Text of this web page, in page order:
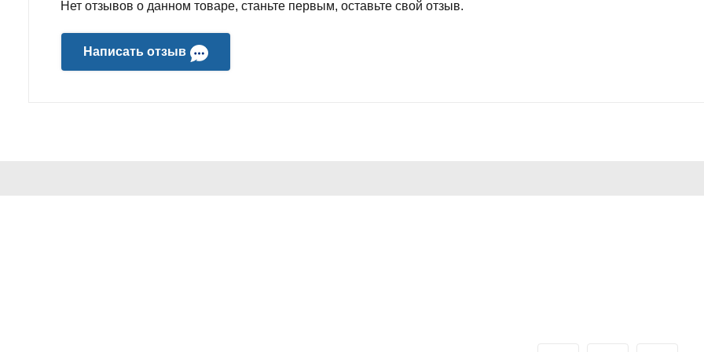
Нет отзывов о данном товаре, станьте первым, оставьте свой отзыв.
Написать отзыв